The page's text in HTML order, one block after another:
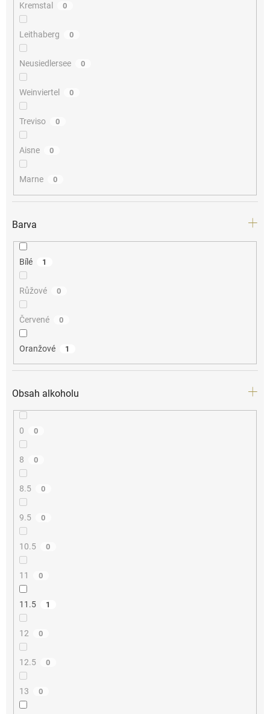
Kremstal 0
Leithaberg 0
Neusiedlersee 0
Weinviertel 0
Treviso 0
Aisne 0
Marne 0
Barva
Bílé 1
Růžové 0
Červené 0
Oranžové 1
Obsah alkoholu
0 0
8 0
8.5 0
9.5 0
10.5 0
11 0
11.5 1
12 0
12.5 0
13 0